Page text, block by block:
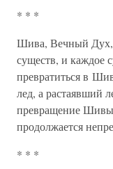
* * *
Шива, Вечный Дух,
существ, и каждое
превратиться в
лед, а растаявший
превращение
продолжается
* * *